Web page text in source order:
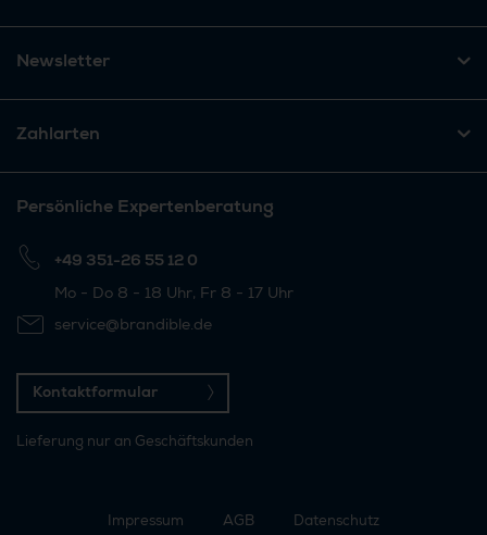
Newsletter
Zahlarten
Persönliche Expertenberatung
+49 351-26 55 12 0
Mo - Do 8 - 18 Uhr, Fr 8 - 17 Uhr
service@brandible.de
Kontaktformular
Lieferung nur an Geschäftskunden
Impressum AGB Datenschutz